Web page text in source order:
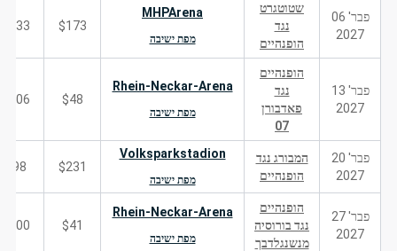
פבר' 06
2027
שטוטגרט
נגד
הופנהיים
MHPArena
מפת ישיבה
$173
133
פבר' 13
2027
הופנהיים
נגד
פאדבורן
07
Rhein-Neckar-Arena
מפת ישיבה
$48
106
פבר' 20
2027
המבורג נגד
הופנהיים
Volksparkstadion
מפת ישיבה
$231
98
פבר' 27
2027
הופנהיים
נגד בורוסיה
מנשנגלדבך
Rhein-Neckar-Arena
מפת ישיבה
$41
200